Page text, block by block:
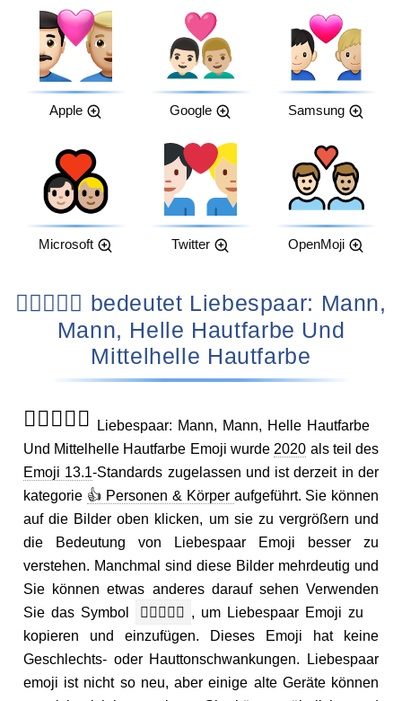
Apple Google Samsung
Microsoft Twitter OpenMoji
👨🏻‍❤️‍👨🏼 bedeutet Liebespaar: Mann,
Mann, Helle Hautfarbe Und
Mittelhelle Hautfarbe
👨🏻‍❤️‍👨🏼 Liebespaar: Mann, Mann, Helle Hautfarbe
Und Mittelhelle Hautfarbe Emoji wurde 2020 als teil des
Emoji 13.1-Standards zugelassen und ist derzeit in der
kategorie 👍 Personen & Körper aufgeführt. Sie können
auf die Bilder oben klicken, um sie zu vergrößern und
die Bedeutung von Liebespaar Emoji besser zu
verstehen. Manchmal sind diese Bilder mehrdeutig und
Sie können etwas anderes darauf sehen Verwenden
Sie das Symbol
👨🏻‍❤️‍👨🏼 , um Liebespaar Emoji zu
kopieren und einzufügen. Dieses Emoji hat keine
Geschlechts- oder Hauttonschwankungen. Liebespaar
emoji ist nicht so neu, aber einige alte Geräte können